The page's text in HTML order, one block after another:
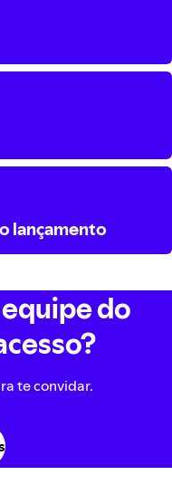
lançamento
lançamento
do
te convidar.